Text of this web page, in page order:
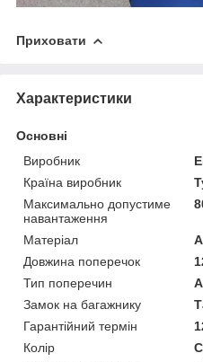
Приховати
Характеристики
Основні
Виробник
Країна виробник
Максимально допустиме
навантаження
Матеріал
Довжина поперечок
Тип поперечин
Замок на багажнику
Гарантійний термін
Колір